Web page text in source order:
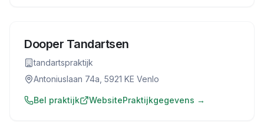
Dooper Tandartsen
tandartspraktijk
Antoniuslaan 74a, 5921 KE Venlo
Bel praktijk WebsitePraktijkgegevens →